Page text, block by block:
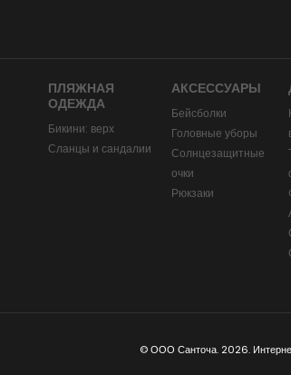
ПЛЯЖНАЯ
ОДЕЖДА
Бикини: верх
Сланцы и сандалии
АКСЕССУАРЫ
Бейсболки
Головные уборы
Солнцезащитные
очки
Рюкзаки
© ООО Санточа. 2026.